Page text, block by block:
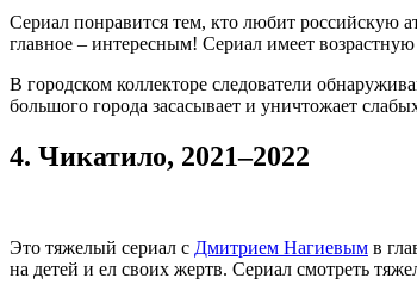
Сериал понравится тем, кто любит российскую
главное – интересным! Сериал имеет
В городском коллекторе следователи
большого города засасывает и уничтожает
4. Чикатило, 2021–2022
Это тяжелый сериал с Дмитрием Нагиевым в
на детей и ел своих жертв. Сериал смотреть